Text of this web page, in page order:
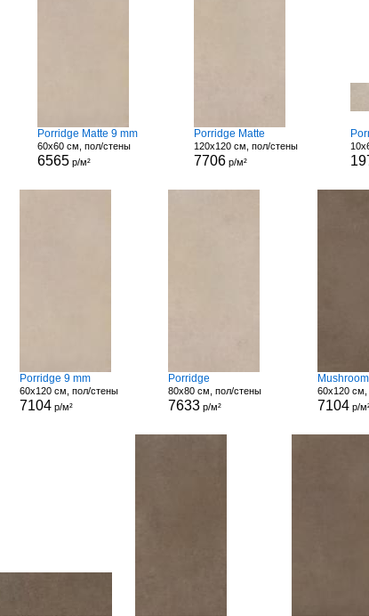
Porridge Matte 9 mm
60x60 см, пол/стены
6565 р/м²
Porridge Matte
120x120 см, пол/стены
7706р/м²
Porridge 9 mm
60x120 см, пол/стены
7104р/м²
Porridge
80x80 см, пол/стены
7633 р/м²
60x120 см,
7104р/